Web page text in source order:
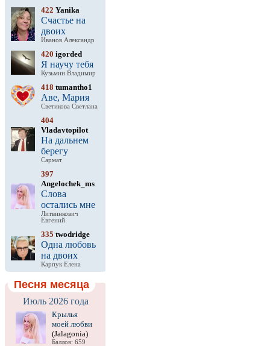
422 Yanika
Счастье на
двоих
Иванов Александр
420 igorded
Я научу тебя
Кузьмин Владимир
418 tumantho1
Аве, Мария
Светикова Светлана
404
Vladavtopilot
На дальнем
берегу
Сармат
397
Angelochek_ms
Слова
остались мне
Литвинкович
Евгений
335 twodridge
Одна любовь
на двоих
Карпук Елена
Песня месяца
Июль 2026 года
Крылья
моей любви
(Jalagonia)
Баллов: 659